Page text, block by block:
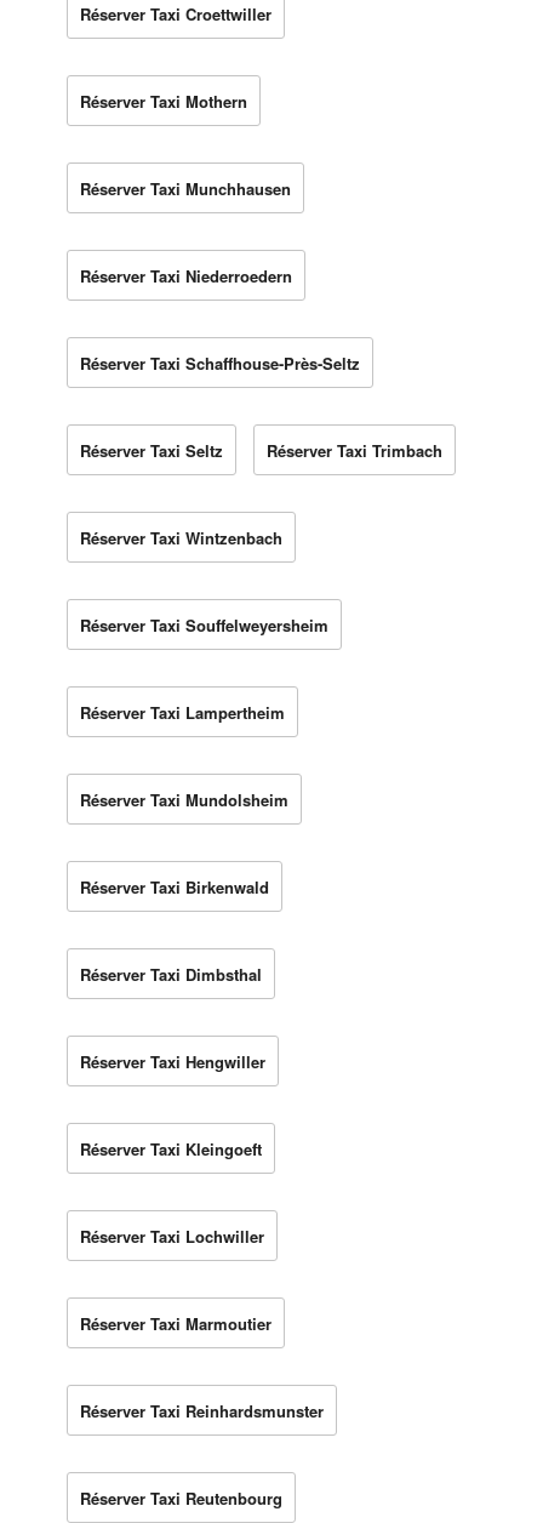
Réserver Taxi Croettwiller
Réserver Taxi Mothern
Réserver Taxi Munchhausen
Réserver Taxi Niederroedern
Réserver Taxi Schaffhouse-Près-Seltz
Réserver Taxi Seltz Réserver Taxi Trimbach
Réserver Taxi Wintzenbach
Réserver Taxi Souffelweyersheim
Réserver Taxi Lampertheim
Réserver Taxi Mundolsheim
Réserver Taxi Birkenwald
Réserver Taxi Dimbsthal
Réserver Taxi Hengwiller
Réserver Taxi Kleingoeft
Réserver Taxi Lochwiller
Réserver Taxi Marmoutier
Réserver Taxi Reinhardsmunster
Réserver Taxi Reutenbourg